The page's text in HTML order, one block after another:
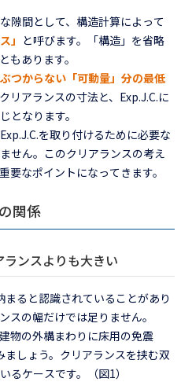
隙間として、構造計算によって
」 と呼びます。「構造」を省略
もあります。
つからない「可動量」分の最低
リアランスの寸法と、Exp.J.C.に
となります。
を取り付けるために必要な
せん。このクリアランスの考え
要なポイントになってきます。
関係
ランスよりも大きい
ると認識されていることがあり
スの幅だけでは足りません。
物の外構まわりに床用の免震
ましょう。クリアランスを挟む双
るケースです。（図1）